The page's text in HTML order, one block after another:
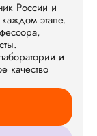
России и
этапе.
и
качество